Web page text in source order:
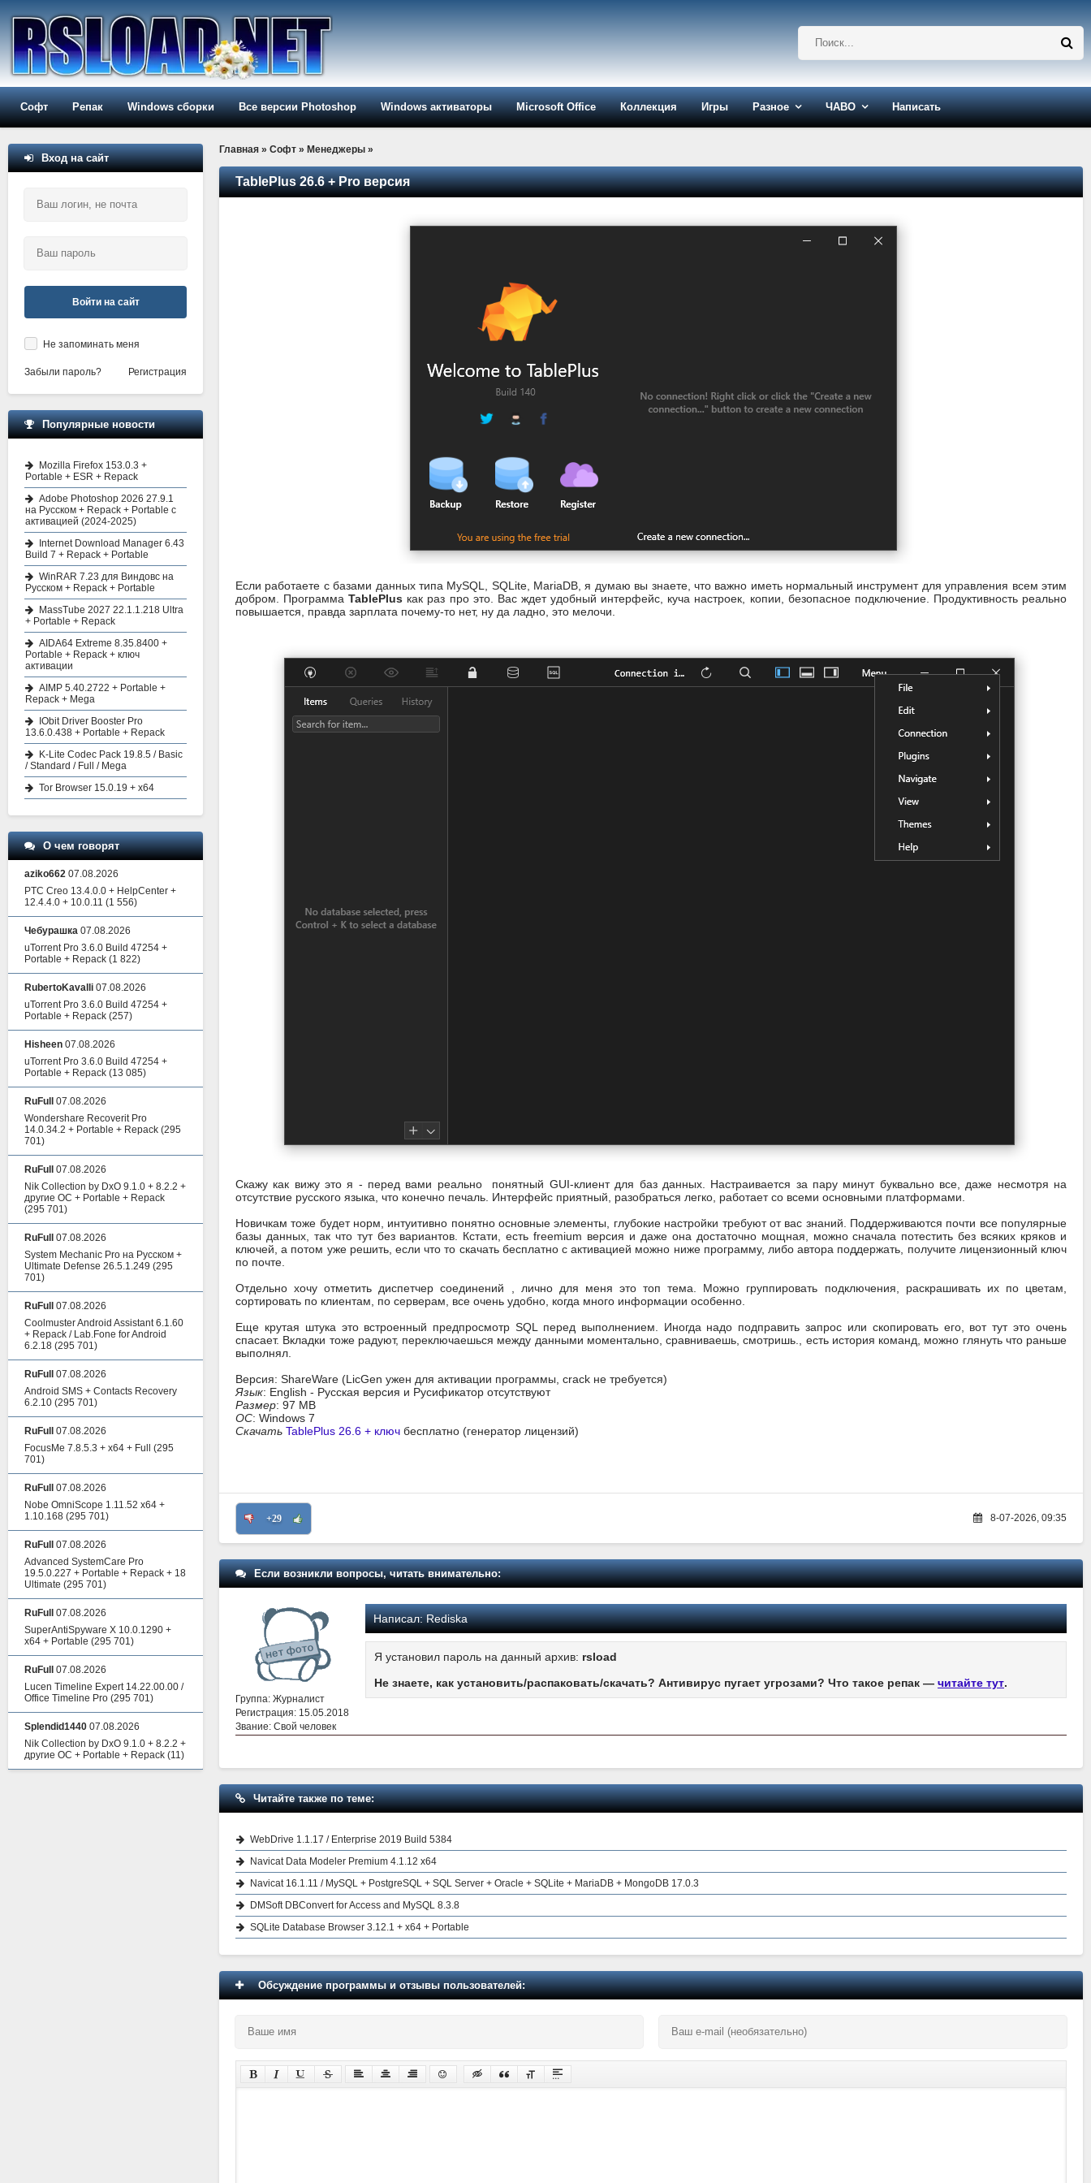
Софт Репак Windows сборки Все версии Photoshop Windows активаторы Microsoft Office Коллекция Игры Разное ЧАВО Написать
Главная » Софт » Менеджеры »
TablePlus 26.6 + Pro версия
Если работаете с базами данных типа MySQL, SQLite, MariaDB, я думаю вы знаете, что важно иметь нормальный инструмент для управления всем этим
добром. ПрограммаTablePlus как раз про это. Вас ждет удобный интерфейс, куча настроек, копии, безопасное подключение. Продуктивность реально
повышается, правда зарплата почему-то нет, ну да ладно, это мелочи.
Скажу как вижу это я - перед вами реально понятный GUI-клиент для баз данных. Настраивается за пару минут буквально все, даже несмотря на
отсутствие русского языка, что конечно печаль. Интерфейс приятный, разобраться легко, работает со всеми основными платформами.
Новичкам тоже будет норм, интуитивно понятно основные элементы, глубокие настройки требуют от вас знаний. Поддерживаются почти все популярные
базы данных, так что тут без вариантов. Кстати, есть freemium версия и даже она достаточно мощная, можно сначала потестить без всяких кряков и
ключей, а потом уже решить, если что то скачать бесплатно с активацией можно ниже программу, либо автора поддержать, получите лицензионный ключ
по почте.
Отдельно хочу отметить диспетчер соединений , лично для меня это топ тема. Можно группировать подключения, раскрашивать их по цветам,
сортировать по клиентам, по серверам, все очень удобно, когда много информации особенно.
Еще крутая штука это встроенный предпросмотр SQL перед выполнением. Иногда надо подправить запрос или скопировать его, вот тут это очень
спасает. Вкладки тоже радуют, переключаешься между данными моментально, сравниваешь, смотришь., есть история команд, можно глянуть что раньше
выполнял.
Версия: ShareWare (LicGen ужен для активации программы, crack не требуется)
Язык: English - Русская версия и Русификатор отсутствуют
Размер: 97 MB
ОС: Windows 7
Скачать TablePlus 26.6 + ключ бесплатно (генератор лицензий)
+29 8-07-2026, 09:35
Если возникли вопросы, читать внимательно:
Группа: Журналист
Регистрация: 15.05.2018
Звание: Свой человек
Написал:Rediska
Я установил пароль на данный архив: rsload
Не знаете, как установить/распаковать/скачать? Антивирус пугает угрозами? Что такое репак — читайте тут.
Читайте также по теме:
WebDrive 1.1.17 / Enterprise 2019 Build 5384
Navicat Data Modeler Premium 4.1.12 x64
Navicat 16.1.11 / MySQL + PostgreSQL + SQL Server + Oracle + SQLite + MariaDB + MongoDB 17.0.3
DMSoft DBConvert for Access and MySQL 8.3.8
SQLite Database Browser 3.12.1 + x64 + Portable
Обсуждение программы и отзывы пользователей:
Вход на сайт
Войти на сайт
Не запоминать меня
Забыли пароль? Регистрация
Популярные новости
Mozilla Firefox 153.0.3 +
Portable + ESR + Repack
Adobe Photoshop 2026 27.9.1
на Русском + Repack + Portable с
активацией (2024-2025)
Internet Download Manager 6.43
Build 7 + Repack + Portable
WinRAR 7.23 для Виндовс на
Русском + Repack + Portable
MassTube 2027 22.1.1.218 Ultra
+ Portable + Repack
AIDA64 Extreme 8.35.8400 +
Portable + Repack + ключ
активации
AIMP 5.40.2722 + Portable +
Repack + Mega
IObit Driver Booster Pro
13.6.0.438 + Portable + Repack
K-Lite Codec Pack 19.8.5 / Basic
/ Standard / Full / Mega
Tor Browser 15.0.19 + x64
О чем говорят
aziko662 07.08.2026
PTC Creo 13.4.0.0 + HelpCenter +
12.4.4.0 + 10.0.11 (1 556)
Чебурашка 07.08.2026
uTorrent Pro 3.6.0 Build 47254 +
Portable + Repack (1 822)
RubertoKavalli 07.08.2026
uTorrent Pro 3.6.0 Build 47254 +
Portable + Repack (257)
Hisheen 07.08.2026
uTorrent Pro 3.6.0 Build 47254 +
Portable + Repack (13 085)
RuFull
07.08.2026
Wondershare Recoverit Pro
14.0.34.2 + Portable + Repack (295
701)
RuFull
07.08.2026
Nik Collection by DxO 9.1.0 + 8.2.2 +
другие ОС + Portable + Repack
(295 701)
RuFull
07.08.2026
System Mechanic Pro на Русском +
Ultimate Defense 26.5.1.249 (295
701)
RuFull
07.08.2026
Coolmuster Android Assistant 6.1.60
+ Repack / Lab.Fone for Android
6.2.18 (295 701)
RuFull
07.08.2026
Android SMS + Contacts Recovery
6.2.10 (295 701)
RuFull
07.08.2026
FocusMe 7.8.5.3 + x64 + Full
(295
701)
RuFull
07.08.2026
Nobe OmniScope 1.11.52 x64 +
1.10.168 (295 701)
RuFull
07.08.2026
Advanced SystemCare Pro
19.5.0.227 + Portable + Repack + 18
Ultimate (295 701)
RuFull
07.08.2026
SuperAntiSpyware X 10.0.1290 +
x64 + Portable (295 701)
RuFull
07.08.2026
Lucen Timeline Expert 14.22.00.00 /
Office Timeline Pro (295 701)
Splendid1440 07.08.2026
Nik Collection by DxO 9.1.0 + 8.2.2 +
другие ОС + Portable + Repack (11)